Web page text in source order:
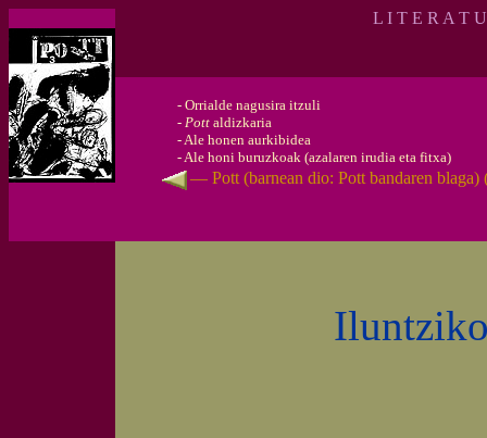
L I T E R A T
- Orrialde nagusira itzuli
- Pott aldizkaria
-Ale honen aurkibidea
-Ale honi buruzkoak (azalaren irudia eta fitxa)
— Pott (barnean dio: Pott bandaren